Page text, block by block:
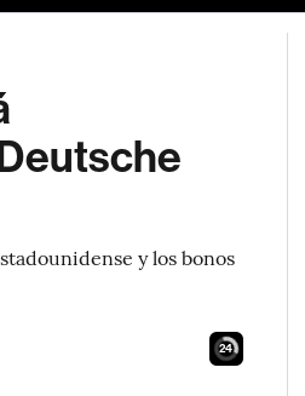
y los bonos
23